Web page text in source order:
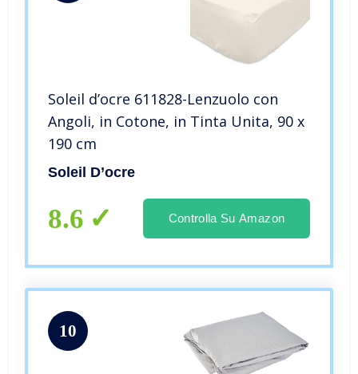
Soleil d’ocre 611828-Lenzuolo con
Angoli, in Cotone, in Tinta Unita, 90 x
190 cm
Soleil D’ocre
8.6 Controlla Su Amazon
10